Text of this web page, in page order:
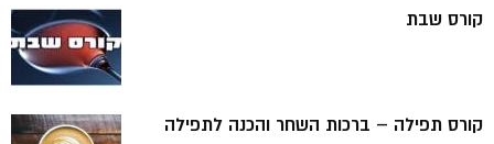
קורס שבת
קורס תפילה – ברכות השחר והכנה לתפילה